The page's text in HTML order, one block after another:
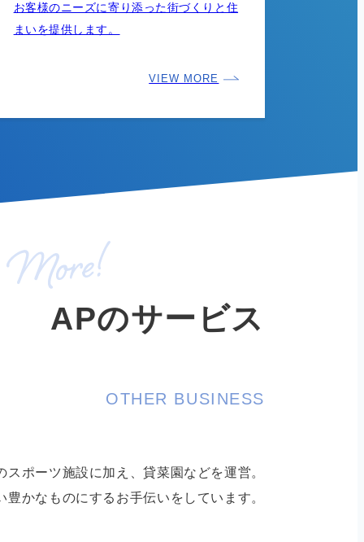
お客様のニーズに寄り添った街づくりと住
まいを提供します。
VIEW MORE
APのサービス
OTHER BUSINESS
スポーツ施設に加え、貸菜園などを運営。
かなものにするお手伝いをしています。